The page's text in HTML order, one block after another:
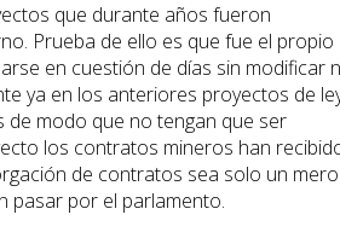
que durante años fueron
Prueba de ello es que fue el propio
en cuestión de días sin modificar
ya en los anteriores proyectos de
modo que no tengan que ser
los contratos mineros han
de contratos sea solo un mero
pasar por el parlamento.